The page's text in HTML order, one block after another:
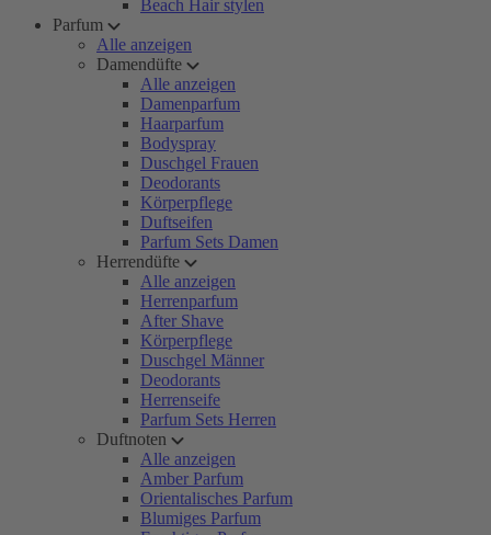
Beach Hair stylen
Parfum
Alle anzeigen
Damendüfte
Alle anzeigen
Damenparfum
Haarparfum
Bodyspray
Duschgel Frauen
Deodorants
Körperpflege
Duftseifen
Parfum Sets Damen
Herrendüfte
Alle anzeigen
Herrenparfum
After Shave
Körperpflege
Duschgel Männer
Deodorants
Herrenseife
Parfum Sets Herren
Duftnoten
Alle anzeigen
Amber Parfum
Orientalisches Parfum
Blumiges Parfum